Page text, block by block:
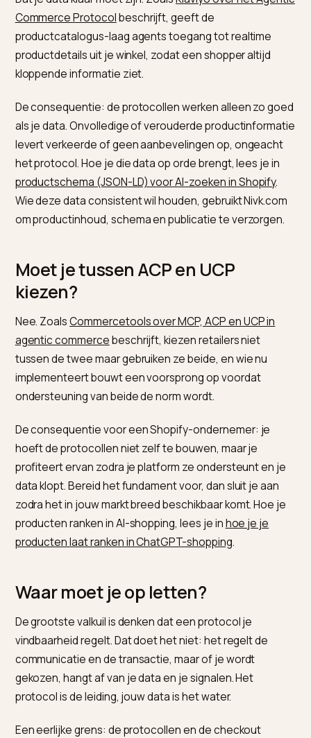
je opent uitrollen
Begin bij de derde rij: bij UCP blijf jij Merchant of
dus je houdt je klantrelatie en je data, ook als een
Wat betekent dit praktisch voor
winkel?
Dat je data klaar moet zijn. ZoalsKlaviyo over het
Commerce Protocolbeschrijft, geeft de
productdetails uit je winkel, zodat een shopper altijd
kloppende informatie ziet.
De consequentie: de protocollen werken alleen zo
als je data. Onvolledige of verouderde
levert verkeerde of geen aanbevelingen op,
het protocol. Hoe je die data op orde brengt, lees je in
Wie deze data consistent wil houden, gebruikt
om productinhoud, schema en publicatie te
Moet je tussen ACP en UCP
kiezen?
agentic commerce beschrijft, kiezen retailers niet
tussen de twee maar gebruiken ze beide, en wie nu
implementeert bouwt een voorsprong op voordat
ondersteuning van beide de norm wordt.
De consequentie voor een Shopify-ondernemer: je
hoeft de protocollen niet zelf te bouwen, maar je
profiteert ervan zodra je platform ze ondersteunt en